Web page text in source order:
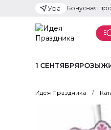
Уфа Бонусная
1 СЕНТЯБРЯРОЗЫ
Идея Праздника